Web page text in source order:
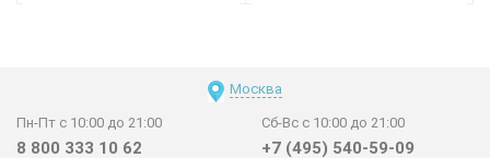
Москва
Пн-Пт с 10:00 до 21:00
8 800 333 10 62
Сб-Вс с 10:00 до 21:00
+7 (495) 540-59-09